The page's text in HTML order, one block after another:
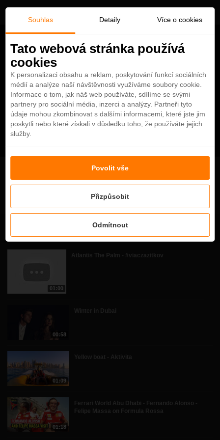
Související videa
01:00
Atlantis The Palm - #viaczazitkov
00:58
Winter in Dubai
01:09
Yellow boat - Aktivita
01:18
Ferrari World Abu Dhabi - Fernando Alonso -
Felipe Massa on Formula Rossa
Souhlas Detaily Více o cookies
Tato webová stránka používá
cookies
K personalizaci obsahu a reklam, poskytování funkcí sociálních
médií a analýze naší návštěvnosti využíváme soubory cookie.
Informace o tom, jak náš web používáte, sdílíme se svými
partnery pro sociální média, inzerci a analýzy. Partneři tyto
údaje mohou zkombinovat s dalšími informacemi, které jste jim
poskytli nebo které získali v důsledku toho, že používáte jejich
služby.
Odmítnout
Přizpůsobit
Povolit vše